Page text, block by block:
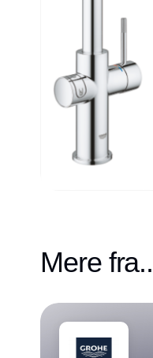
Mere